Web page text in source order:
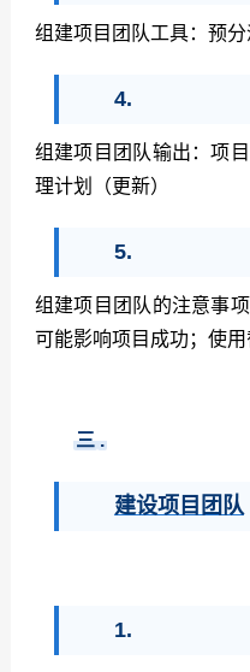
组建项目团队工具：预
4.
组建项目团队输出：项
理计划（更新）
5.
组建项目团队的注意事
可能影响项目成功；使
三 .
建设项目团队
1.